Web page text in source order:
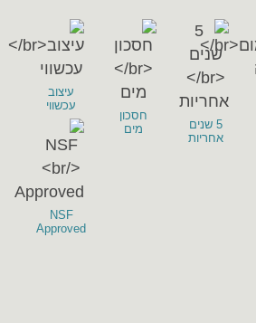
5 שנים
אחריות
חסכון
מים
עיצוב
עכשווי
NSF
Approved